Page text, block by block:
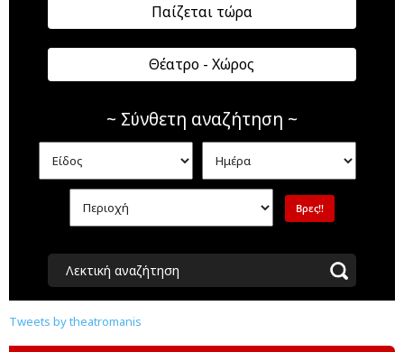
Παίζεται τώρα
Θέατρο - Χώρος
~ Σύνθετη αναζήτηση ~
Λεκτική αναζήτηση
Tweets by theatromanis